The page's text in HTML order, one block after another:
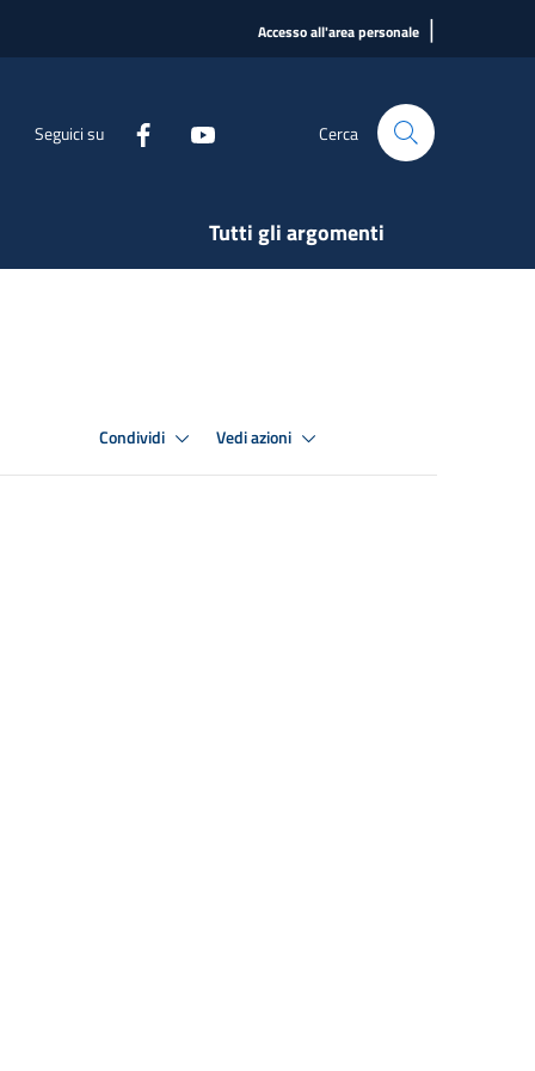
Accesso all'area personale |
Seguici su Cerca
Tutti gli argomenti
Condividi Vedi azioni